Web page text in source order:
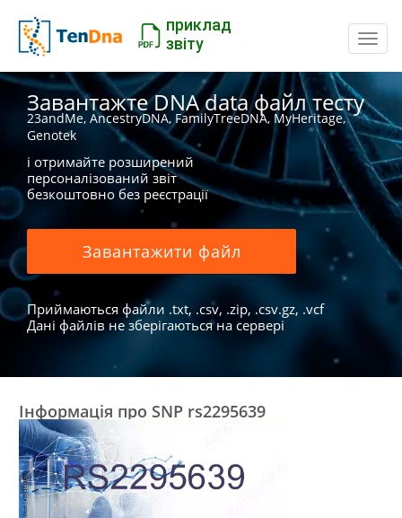
приклад
звіту
Завантажте DNA data файл тесту
23andMe, AncestryDNA, FamilyTreeDNA, MyHeritage,
Genotek
і отримайте розширений
персоналізований звіт
безкоштовно без реєстрації
Завантажити файл
Приймаються файли .txt, .csv, .zip, .csv.gz, .vcf
Дані файлів не зберігаються на сервері
Інформація про SNP rs2295639